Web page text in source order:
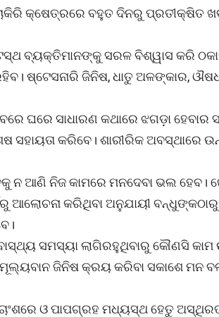
କ୍ଷେତ୍ରରେ ବହୁତ ଦିନରୁ
ବ୍ୟକ୍ତିମାନଙ୍କୁ ସରଳ ବିଶ୍ୱାସ କରି
ଷ୍ଟେସନାରି ଜିନିଷ, ଧାତୁ ଅଳଙ୍କାର,
ଘରେ ସାଧାରଣ କଥାରେ ଝଗଡ଼ା ହେବାର
ସହାୟତା କରିବେ। ଶାରୀରିକ ଅବସ୍ଥାରେ
ନ ଆଣି ନିଜ କାମରେ ମନଦେବା ଭଲ
ଆଲୋଚନା କରିଥିବା ଅନୁଯାୟୀ
ସମସ୍ୟା ଲାଗିରହୁଥିବାରୁ କୌଣସି କାମ
ଜିନିଷ କ୍ରୟ କରିବା ସକାଶେ ମନ
ଓ ପାପଗ୍ରହ ମଧ୍ୟସ୍ଥ ହେତୁ